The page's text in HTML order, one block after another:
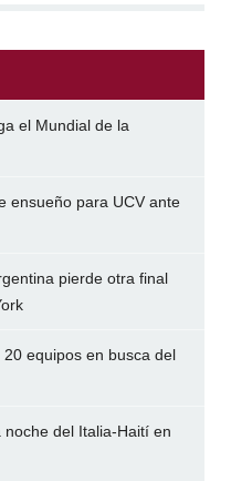
el Mundial de la
ensueño para UCV ante
pierde otra final
equipos en busca del
del Italia-Haití en